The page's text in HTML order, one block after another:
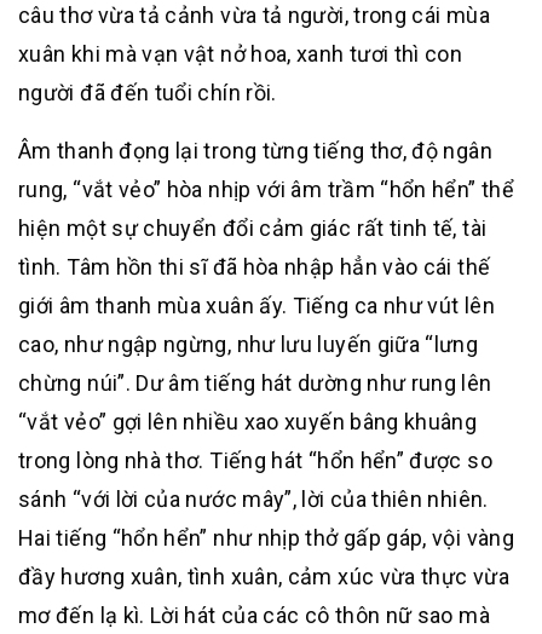
câu thơ vừa tả cảnh vừa tả người, trong cái mùa
xuân khi mà vạn vật nở hoa, xanh tươi thì con
người đã đến tuổi chín rồi.
Âm thanh đọng lại trong từng tiếng thơ, độ ngân
rung, “vắt vẻo” hòa nhịp với âm trầm “hổn hển” thể
hiện một sự chuyển đổi cảm giác rất tinh tế, tài
tình. Tâm hồn thi sĩ đã hòa nhập hẳn vào cái thế
giới âm thanh mùa xuân ấy. Tiếng ca như vút lên
cao, như ngập ngừng, như lưu luyến giữa “lưng
chừng núi”. Dư âm tiếng hát dường như rung lên
“vắt vẻo” gợi lên nhiều xao xuyến bâng khuâng
trong lòng nhà thơ. Tiếng hát “hổn hển” được so
sánh “với lời của nước mây”, lời của thiên nhiên.
Hai tiếng “hổn hển” như nhịp thở gấp gáp, vội vàng
đầy hương xuân, tình xuân, cảm xúc vừa thực vừa
mơ đến lạ kì. Lời hát của các cô thôn nữ sao mà